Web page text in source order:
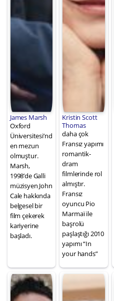
James Marsh
Oxford
Üniversitesi’nd
en mezun
olmuştur.
Marsh,
1998’de Galli
müzisyen John
Cale hakkında
belgesel bir
film çekerek
kariyerine
başladı.
Kristin Scott
Thomas
daha çok
Fransız yapımı
romantik-
dram
filmlerinde rol
almıştır.
Fransız
oyuncu Pio
Marmaï ile
başrolü
paşlaştığı 2010
yapımı “In
your hands”